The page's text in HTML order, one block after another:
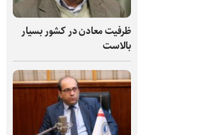
ظرفیت‌ معادن در کشور بسیار
بالاست